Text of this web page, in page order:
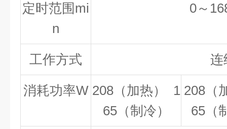
定时范围mi
n
0～
工作方式 连
消耗功率W 208（加热） 1
65（制冷）
208（
65（